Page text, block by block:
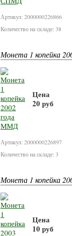
Артикул: 2000000226866
Количество на складе: 38
Монета 1 копейка
Цена
20 руб
Артикул: 2000000226897
Количество на складе: 3
Монета 1 копейка
Цена
10 руб